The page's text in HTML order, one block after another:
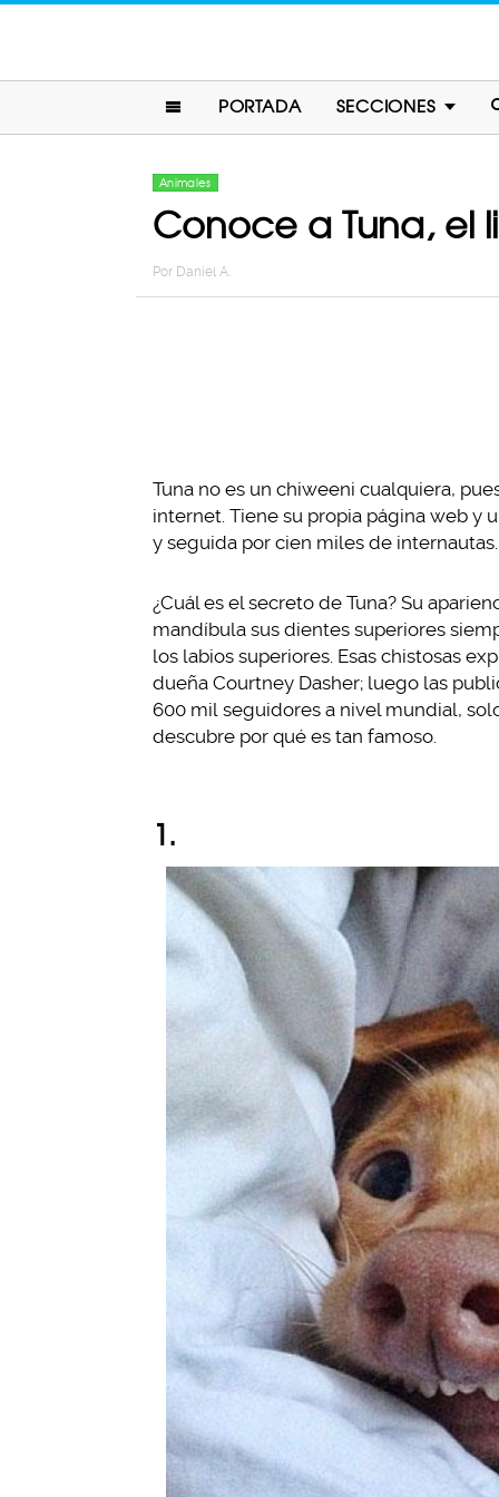
PORTADA SECCIONES
Animales
Conoce a Tuna, el
Por Daniel A.
Tuna no es un chiweeni cualquiera,
internet. Tiene su propia página web y
y seguida por cien miles de internautas.
¿Cuál es el secreto de Tuna? Su
mandíbula sus dientes superiores
los labios superiores. Esas chistosas
dueña Courtney Dasher; luego las
600 mil seguidores a nivel mundial,
descubre por qué es tan famoso.
1.